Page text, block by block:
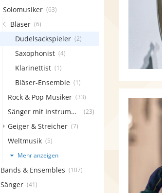
Solomusiker (63)
Bläser (6)
Dudelsackspieler (2)
Saxophonist (4)
Klarinettist (1)
Bläser-Ensemble (1)
Rock & Pop Musiker (33)
Sänger mit Instrument (23)
Geiger & Streicher (7)
Weltmusik (5)
Mehr anzeigen
Bands & Ensembles (107)
Sänger (41)